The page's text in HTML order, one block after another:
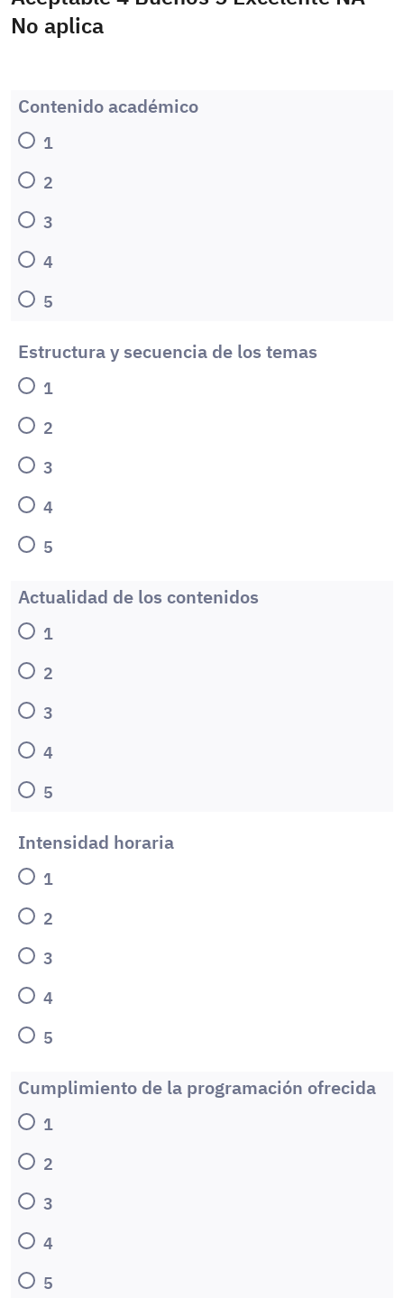
No aplica
Contenido académico
1
2
3
4
5
Estructura y secuencia de los temas
1
2
3
4
5
Actualidad de los contenidos
1
2
3
4
5
Intensidad horaria
1
2
3
4
5
Cumplimiento de la programación ofrecida
1
2
3
4
5